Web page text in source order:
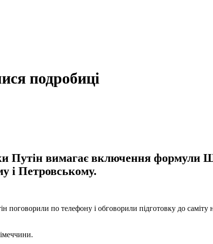
подробиці
Путін вимагає включення формули
і Петровському.
по телефону і обговорили підготовку до